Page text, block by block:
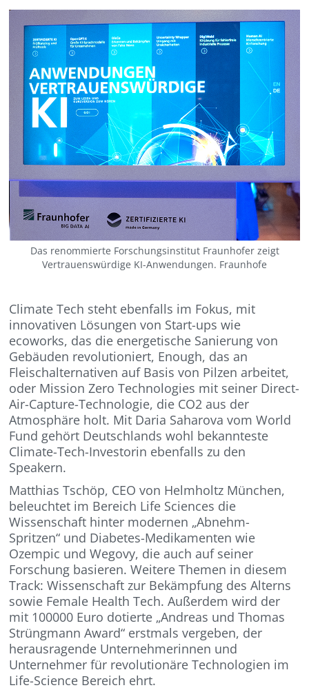
Das renommierte Forschungsinstitut Fraunhofer zeigt
Vertrauenswürdige KI-Anwendungen. Fraunhofe
Climate Tech steht ebenfalls im Fokus, mit
innovativen Lösungen von Start-ups wie
ecoworks, das die energetische Sanierung von
Gebäuden revolutioniert, Enough, das an
Fleischalternativen auf Basis von Pilzen arbeitet,
oder Mission Zero Technologies mit seiner Direct-
Air-Capture-Technologie, die CO2 aus der
Atmosphäre holt. Mit Daria Saharova vom World
Fund gehört Deutschlands wohl bekannteste
Climate-Tech-Investorin ebenfalls zu den
Speakern.
Matthias Tschöp, CEO von Helmholtz München,
beleuchtet im Bereich Life Sciences die
Wissenschaft hinter modernen „Abnehm-
Spritzen“ und Diabetes-Medikamenten wie
Ozempic und Wegovy, die auch auf seiner
Forschung basieren. Weitere Themen in diesem
Track: Wissenschaft zur Bekämpfung des Alterns
sowie Female Health Tech. Außerdem wird der
mit 100000 Euro dotierte „Andreas und Thomas
Strüngmann Award“ erstmals vergeben, der
herausragende Unternehmerinnen und
Unternehmer für revolutionäre Technologien im
Life-Science Bereich ehrt.